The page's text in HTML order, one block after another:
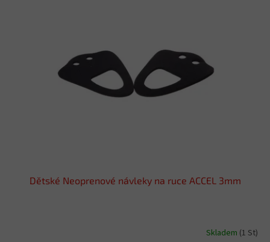
Dětské Neoprenové návleky na ruce ACCEL 3mm
Skladem (1 St)